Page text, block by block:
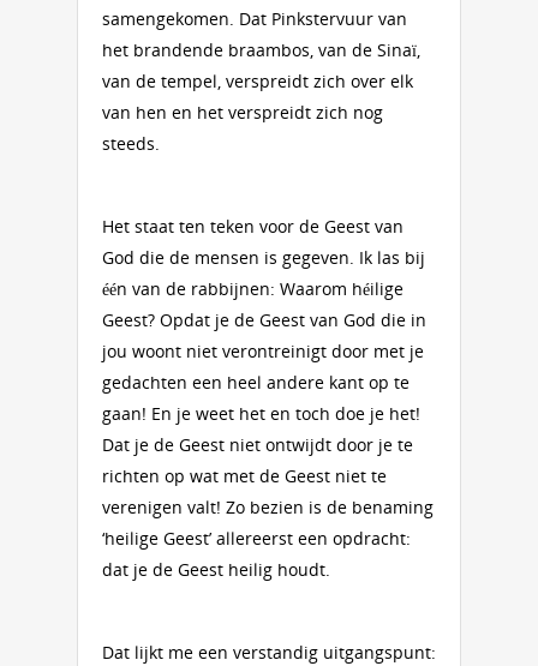
samengekomen. Dat Pinkstervuur van
het brandende braambos, van de Sinaï,
van de tempel, verspreidt zich over elk
van hen en het verspreidt zich nog
steeds.
Het staat ten teken voor de Geest van
God die de mensen is gegeven. Ik las bij
één van de rabbijnen: Waarom héilige
Geest? Opdat je de Geest van God die in
jou woont niet verontreinigt door met je
gedachten een heel andere kant op te
gaan! En je weet het en toch doe je het!
Dat je de Geest niet ontwijdt door je te
richten op wat met de Geest niet te
verenigen valt! Zo bezien is de benaming
‘heilige Geest’ allereerst een opdracht:
dat je de Geest heilig houdt.
Dat lijkt me een verstandig uitgangspunt: